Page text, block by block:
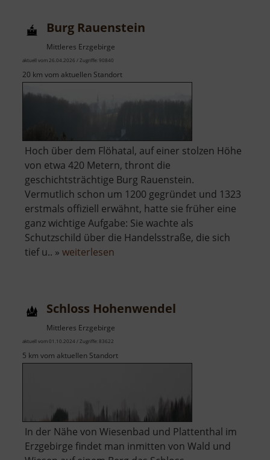
Burg Rauenstein
Mittleres Erzgebirge
aktuell vom 26.04.2026 / Zugriffe: 90840
20 km vom aktuellen Standort
Hoch über dem Flöhatal, auf einer stolzen Höhe
von etwa 420 Metern, thront die
geschichtsträchtige Burg Rauenstein.
Vermutlich schon um 1200 gegründet und 1323
erstmals offiziell erwähnt, hatte sie früher eine
ganz wichtige Aufgabe: Sie wachte als
Schutzschild über die Handelsstraße, die sich
tief u.. » weiterlesen
Schloss Hohenwendel
Mittleres Erzgebirge
aktuell vom 01.10.2024 / Zugriffe: 83622
5 km vom aktuellen Standort
In der Nähe von Wiesenbad und Plattenthal im
Erzgebirge findet man inmitten von Wald und